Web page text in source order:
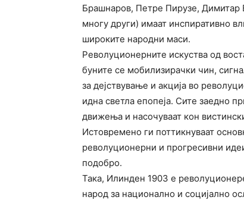
Брашнаров, Петре Пирузе, Димитар
многу други) имаат инспиративно
широките народни маси.
Револуционерните искуства од
буните се мобилизирачки чин,
за дејствување и акција во
идна светла епопеја. Сите заедно
движења и насочуваат кон
Истовремено ги поттикнуваат
револуционерни и прогресивни
подобро.
Така, Илинден 1903 е
народ за национално и социјално